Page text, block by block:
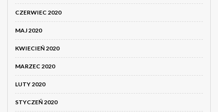
CZERWIEC 2020
MAJ 2020
KWIECIEŃ 2020
MARZEC 2020
LUTY 2020
STYCZEŃ 2020